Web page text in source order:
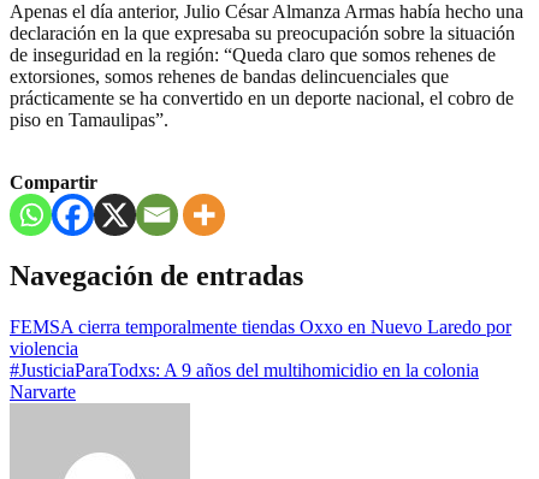
Apenas el día anterior, Julio César Almanza Armas había hecho una
declaración en la que expresaba su preocupación sobre la situación
de inseguridad en la región: “Queda claro que somos rehenes de
extorsiones, somos rehenes de bandas delincuenciales que
prácticamente se ha convertido en un deporte nacional, el cobro de
piso en Tamaulipas”.
Compartir
Navegación de entradas
FEMSA cierra temporalmente tiendas Oxxo en Nuevo Laredo por
violencia
#JusticiaParaTodxs: A 9 años del multihomicidio en la colonia
Narvarte